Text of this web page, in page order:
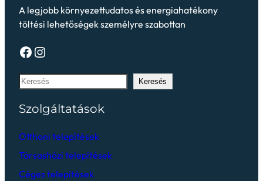
A legjobb környezettudatos és energiahatékony
töltési lehetőségek személyre szabottan
Keresés
Szolgáltatások
Otthoni telepítések
Társasházi telepítések
Céges telepítések